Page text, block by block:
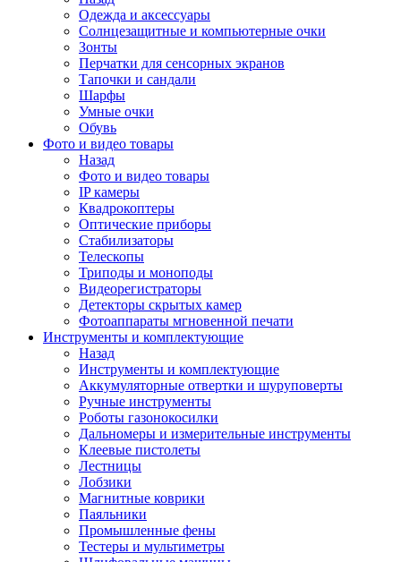
Одежда и аксессуары
Солнцезащитные и компьютерные очки
Зонты
Перчатки для сенсорных экранов
Тапочки и сандали
Шарфы
Умные очки
Обувь
Фото и видео товары
Назад
Фото и видео товары
IP камеры
Квадрокоптеры
Оптические приборы
Стабилизаторы
Телескопы
Триподы и моноподы
Видеорегистраторы
Детекторы скрытых камер
Фотоаппараты мгновенной печати
Инструменты и комплектующие
Назад
Инструменты и комплектующие
Аккумуляторные отвертки и шуруповерты
Ручные инструменты
Роботы газонокосилки
Дальномеры и измерительные инструменты
Клеевые пистолеты
Лестницы
Лобзики
Магнитные коврики
Паяльники
Промышленные фены
Тестеры и мультиметры